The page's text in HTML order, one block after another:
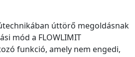
úttörő megoldásnak
mód a FLOWLIMIT
funkció, amely nem engedi,